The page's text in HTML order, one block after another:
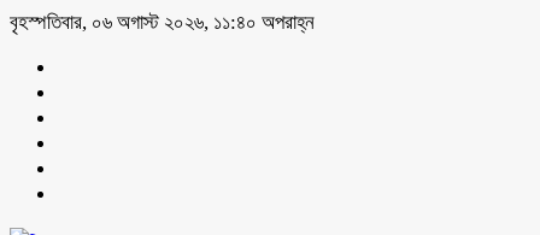
বৃহস্পতিবার, ০৬ অগাস্ট ২০২৬, ১১:৪০ অপরাহ্ন